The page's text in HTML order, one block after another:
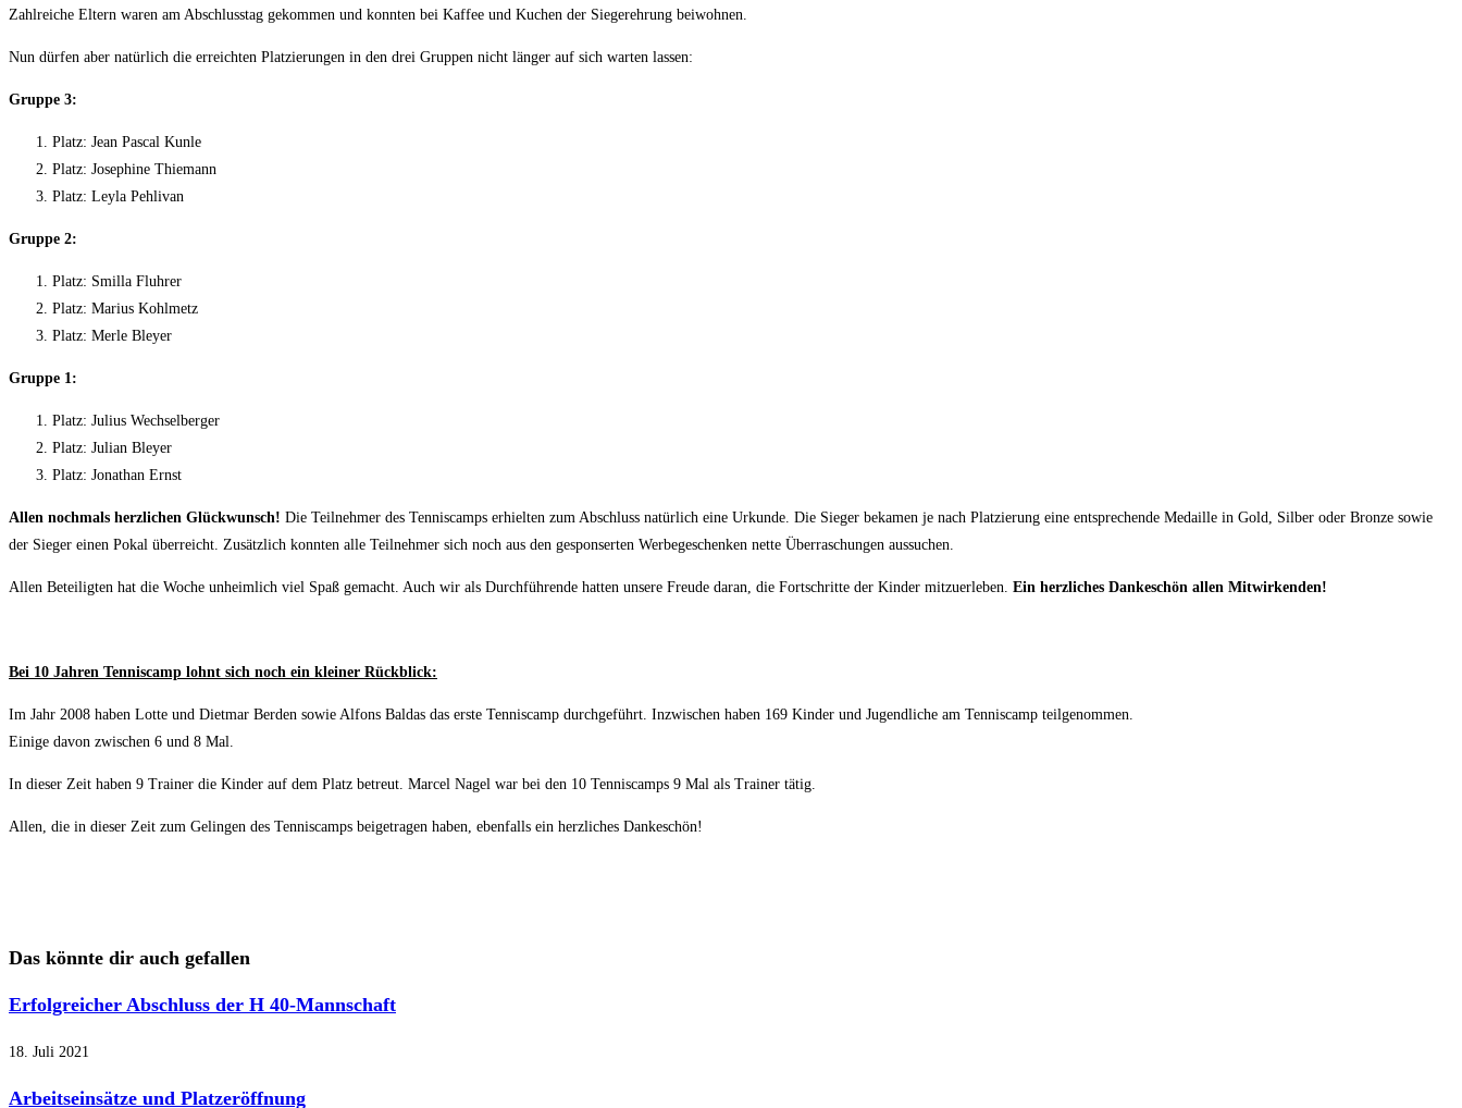
Zahlreiche Eltern waren am Abschlusstag gekommen und konnten bei Kaffee und Kuchen der Siegerehrung beiwohnen.
Nun dürfen aber natürlich die erreichten Platzierungen in den drei Gruppen nicht länger auf sich warten lassen:
Gruppe 3:
Platz: Jean Pascal Kunle
Platz: Josephine Thiemann
Platz: Leyla Pehlivan
Gruppe 2:
Platz: Smilla Fluhrer
Platz: Marius Kohlmetz
Platz: Merle Bleyer
Gruppe 1:
Platz: Julius Wechselberger
Platz: Julian Bleyer
Platz: Jonathan Ernst
Allen nochmals herzlichen Glückwunsch! Die Teilnehmer des Tenniscamps erhielten zum Abschluss natürlich eine Urkunde. Die Sieger bekamen je nach Platzierung eine entsprechende Medaille in Gold, Silber oder Bronze sowie
der Sieger einen Pokal überreicht. Zusätzlich konnten alle Teilnehmer sich noch aus den gesponserten Werbegeschenken nette Überraschungen aussuchen.
Allen Beteiligten hat die Woche unheimlich viel Spaß gemacht. Auch wir als Durchführende hatten unsere Freude daran, die Fortschritte der Kinder mitzuerleben. Ein herzliches Dankeschön allen Mitwirkenden!
Bei 10 Jahren Tenniscamp lohnt sich noch ein kleiner Rückblick:
Im Jahr 2008 haben Lotte und Dietmar Berden sowie Alfons Baldas das erste Tenniscamp durchgeführt. Inzwischen haben 169 Kinder und Jugendliche am Tenniscamp teilgenommen.
Einige davon zwischen 6 und 8 Mal.
In dieser Zeit haben 9 Trainer die Kinder auf dem Platz betreut. Marcel Nagel war bei den 10 Tenniscamps 9 Mal als Trainer tätig.
Allen, die in dieser Zeit zum Gelingen des Tenniscamps beigetragen haben, ebenfalls ein herzliches Dankeschön!
Das könnte dir auch gefallen
Erfolgreicher Abschluss der H 40-Mannschaft
18. Juli 2021
Arbeitseinsätze und Platzeröffnung